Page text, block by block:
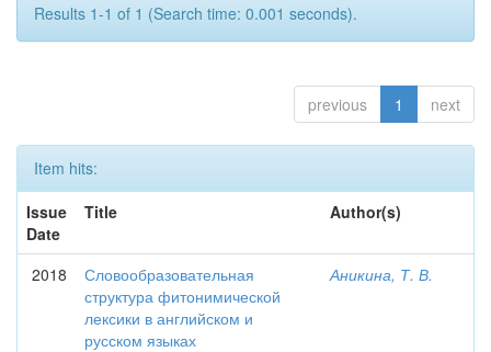
Results 1-1 of 1 (Search time: 0.001 seconds).
previous 1 next
Item hits:
Issue
Date
Title Author(s)
2018
Словообразовательная
структура фитонимической
лексики в английском и
русском языках
Аникина, Т. В.